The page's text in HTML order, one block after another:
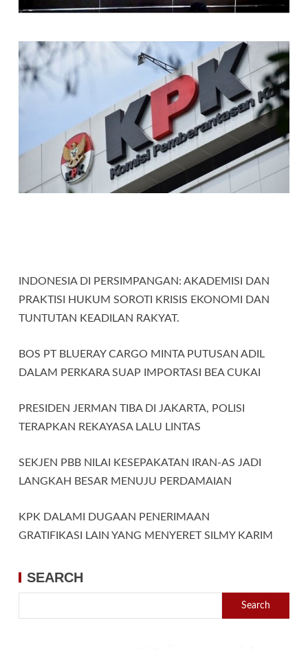
INDONESIA DI PERSIMPANGAN: AKADEMISI DAN
PRAKTISI HUKUM SOROTI KRISIS EKONOMI DAN
TUNTUTAN KEADILAN RAKYAT.
BOS PT BLUERAY CARGO MINTA PUTUSAN ADIL
DALAM PERKARA SUAP IMPORTASI BEA CUKAI
PRESIDEN JERMAN TIBA DI JAKARTA, POLISI
TERAPKAN REKAYASA LALU LINTAS
SEKJEN PBB NILAI KESEPAKATAN IRAN-AS JADI
LANGKAH BESAR MENUJU PERDAMAIAN
KPK DALAMI DUGAAN PENERIMAAN
GRATIFIKASI LAIN YANG MENYERET SILMY KARIM
SEARCH
Search